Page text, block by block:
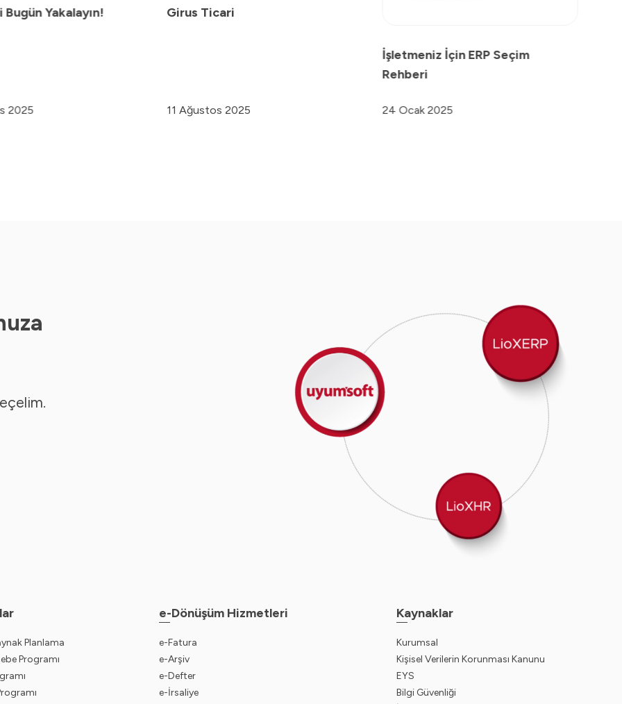
Yakalayın!
2025
Girus Ticari
11 Ağustos 2025
İşletmeniz İçin ERP Seçim
Rehberi
24 Ocak 2025
Planlama
Programı
e-Dönüşüm Hizmetleri
e-Fatura
e-Arşiv
e-Defter
e-İrsaliye
Kaynaklar
Kurumsal
Kişisel Verilerin Korunması Kanunu
EYS
Bilgi Güvenliği